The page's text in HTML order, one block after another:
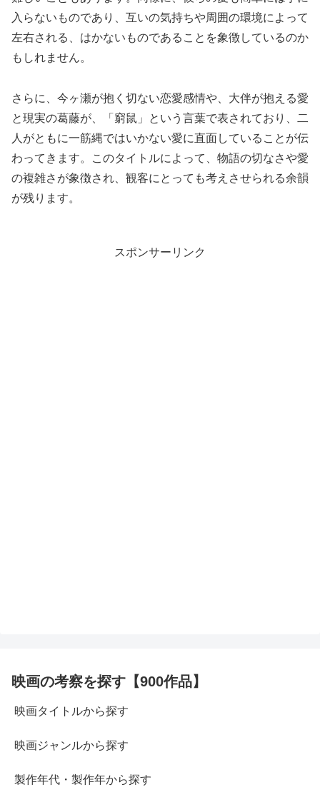
入らないものであり、互いの気持ちや周囲の環境によって
左右される、はかないものであることを象徴しているのか
もしれません。
さらに、今ヶ瀬が抱く切ない恋愛感情や、大伴が抱える愛
と現実の葛藤が、「窮鼠」という言葉で表されており、二
人がともに一筋縄ではいかない愛に直面していることが伝
わってきます。このタイトルによって、物語の切なさや愛
の複雑さが象徴され、観客にとっても考えさせられる余韻
が残ります。
スポンサーリンク
映画の考察を探す【900作品】
映画タイトルから探す
映画ジャンルから探す
製作年代・製作年から探す